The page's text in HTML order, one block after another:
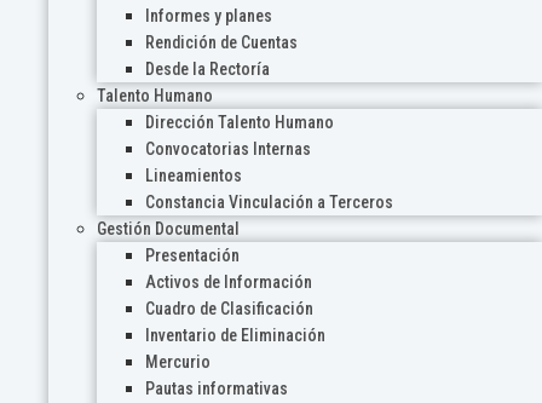
Informes y planes
Rendición de Cuentas
Desde la Rectoría
Talento Humano
Dirección Talento Humano
Convocatorias Internas
Lineamientos
Constancia Vinculación a Terceros
Gestión Documental
Presentación
Activos de Información
Cuadro de Clasificación
Inventario de Eliminación
Mercurio
Pautas informativas